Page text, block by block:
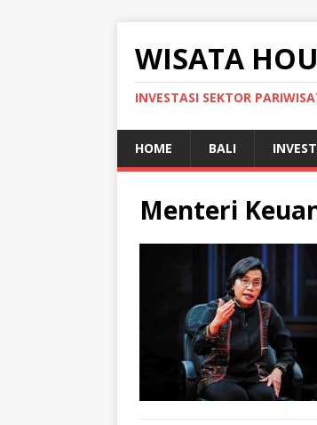
WISATA
INVESTASI SEKTOR
HOME BALI
Menteri